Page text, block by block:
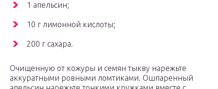
1 апельсин;
10 г лимонной кислоты;
200 г сахара.
Очищенную от кожуры и семян тыкву нарежьте
аккуратными ровными ломтиками. Ошпаренный